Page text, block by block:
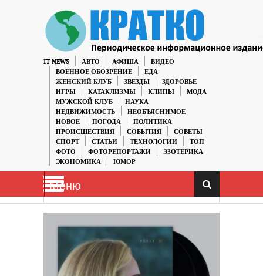
IT NEWS АВТО АФИША
ВИДЕО
ВОЕННОЕ ОБОЗРЕНИЕ
ЕДА
ЖЕНСКИЙ КЛУБ
ЗВЕЗДЫ
ЗДОРОВЬЕ
ИГРЫ
КАТАКЛИЗМЫ КЛИПЫ
МОДА
МУЖСКОЙ КЛУБ
НАУКА
НЕДВИЖИМОСТЬ
НЕОБЪЯСНИМОЕ
НОВОЕ
ПОГОДА
ПОЛИТИКА
ПРОИСШЕСТВИЯ
СОБЫТИЯ
СОВЕТЫ
СПОРТ
СТАТЬИ ТЕХНОЛОГИИ
ТОП
ФОТО
ФОТОРЕПОРТАЖИ
ЭЗОТЕРИКА
ЭКОНОМИКА
ЮМОР
Меню